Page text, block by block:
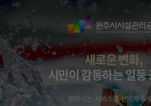
원
주
시
시
설
관
리
새로운 변화,
시민이 감동하는 일등
원하시는 서비스를 선택해주